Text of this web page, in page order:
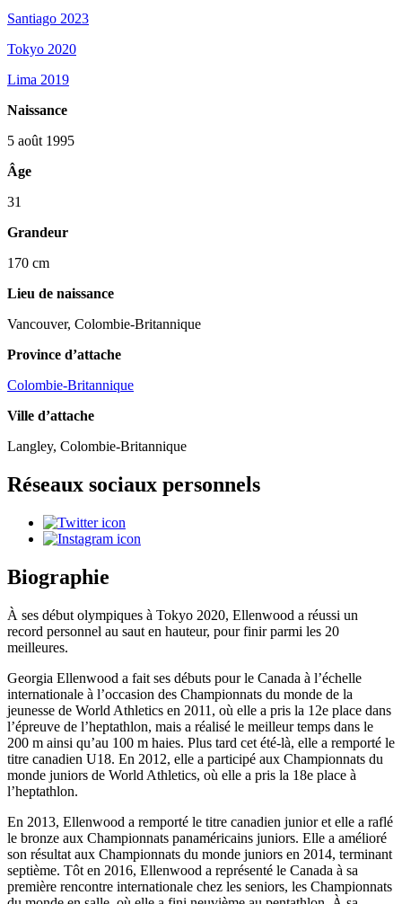
Santiago 2023
Tokyo 2020
Lima 2019
Naissance
5 août 1995
Âge
31
Grandeur
170 cm
Lieu de naissance
Vancouver, Colombie-Britannique
Province d’attache
Colombie-Britannique
Ville d’attache
Langley, Colombie-Britannique
Réseaux sociaux personnels
Biographie
À ses début olympiques à Tokyo 2020, Ellenwood a réussi un
record personnel au saut en hauteur, pour finir parmi les 20
meilleures.
Georgia Ellenwood a fait ses débuts pour le Canada à l’échelle
internationale à l’occasion des Championnats du monde de la
jeunesse de World Athletics en 2011, où elle a pris la 12e place dans
l’épreuve de l’heptathlon, mais a réalisé le meilleur temps dans le
200 m ainsi qu’au 100 m haies. Plus tard cet été-là, elle a remporté le
titre canadien U18. En 2012, elle a participé aux Championnats du
monde juniors de World Athletics, où elle a pris la 18e place à
l’heptathlon.
En 2013, Ellenwood a remporté le titre canadien junior et elle a raflé
le bronze aux Championnats panaméricains juniors. Elle a amélioré
son résultat aux Championnats du monde juniors en 2014, terminant
septième. Tôt en 2016, Ellenwood a représenté le Canada à sa
première rencontre internationale chez les seniors, les Championnats